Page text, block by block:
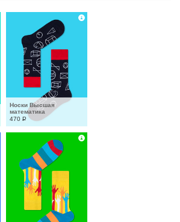
Носки Высшая
математика
470 Р